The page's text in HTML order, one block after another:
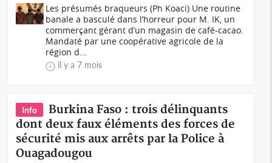
Les présumés braqueurs (Ph Koaci) Une routine
banale a basculé dans l’horreur pour M. IK, un
commerçant gérant d’un magasin de café-cacao.
Mandaté par une coopérative agricole de la
région d...
il y a 7 mois
Info
Burkina Faso : trois délinquants
dont deux faux éléments des forces de
sécurité mis aux arrêts par la Police à
Ouagadougou